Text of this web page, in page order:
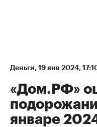
Деньги⁠, 19 янв 2024,
«Дом.РФ»
январе